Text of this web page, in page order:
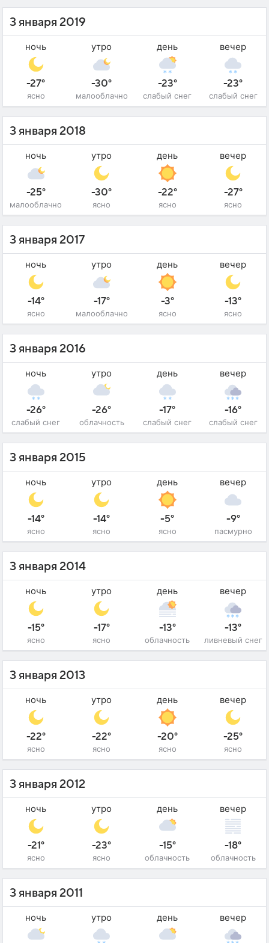
3 января 2019
ночь
-27°
ясно
утро
-30°
малооблачно
день
-23°
слабый снег
вечер
-23°
слабый снег
3 января 2018
ночь
-25°
малооблачно
утро
-30°
ясно
день
-22°
ясно
вечер
-27°
ясно
3 января 2017
ночь
-14°
ясно
утро
-17°
малооблачно
день
-3°
ясно
вечер
-13°
ясно
3 января 2016
ночь
-26°
слабый снег
утро
-26°
облачность
день
-17°
слабый снег
вечер
-16°
слабый снег
3 января 2015
ночь
-14°
ясно
утро
-14°
ясно
день
-5°
ясно
вечер
-9°
пасмурно
3 января 2014
ночь
-15°
ясно
утро
-17°
ясно
день
-13°
облачность
вечер
-13°
ливневый снег
3 января 2013
ночь
-22°
ясно
утро
-22°
ясно
день
-20°
ясно
вечер
-25°
ясно
3 января 2012
ночь
-21°
ясно
утро
-23°
ясно
день
-15°
облачность
вечер
-18°
облачность
3 января 2011
ночь утро день вечер